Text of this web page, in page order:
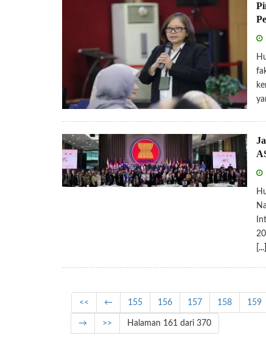
[...]
<< ← 155 156 157 158 159
→ >> Halaman 161 dari 370